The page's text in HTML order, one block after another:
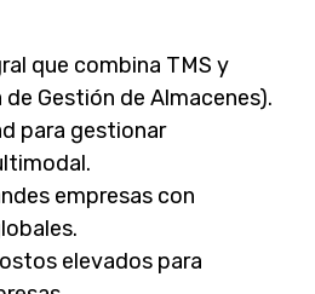
que combina TMS y
de Gestión de Almacenes).
para gestionar
empresas con
elevados para